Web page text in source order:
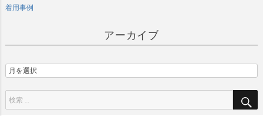
着用事例
アーカイブ